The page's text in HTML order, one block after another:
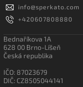
info@sperkato.com
+420607808880
Bednaříkova 1A
628 00 Brno-Líšeň
Česká republika
IČO: 87023679
DIČ: CZ8505044141